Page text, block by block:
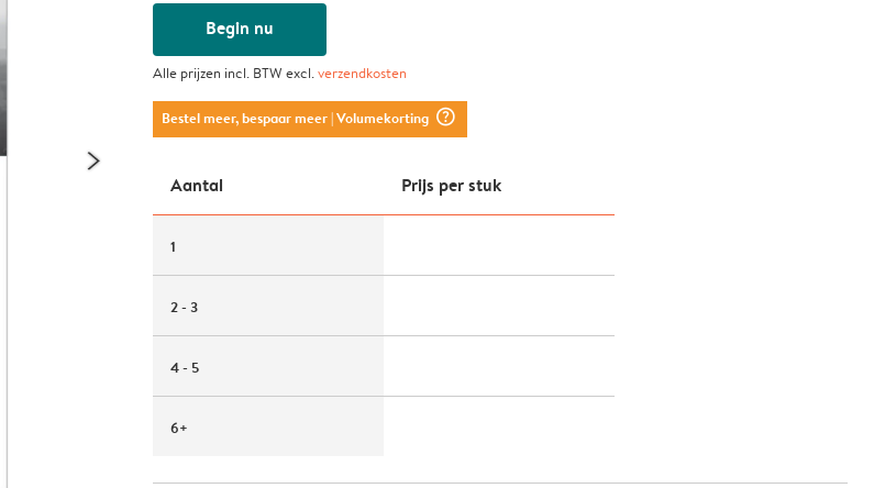
Begin nu
Alle prijzen incl. BTW excl.verzendkosten
Bestel meer, bespaar meer| Volumekorting question_mark_circle
Aantal Prijs per stuk
1
2 - 3
4 - 5
6+